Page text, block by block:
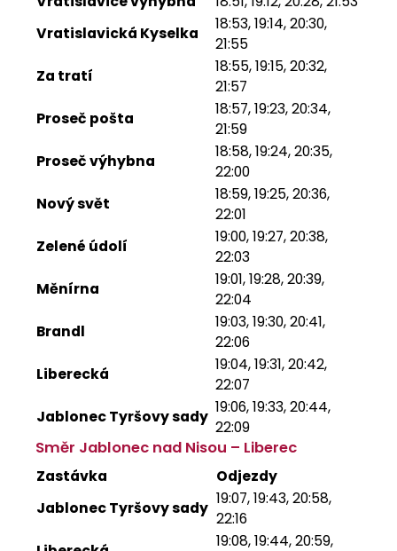
Vratislavická Kyselka
18:53, 19:14, 20:30,
21:55
Za tratí
18:55, 19:15, 20:32,
21:57
Proseč pošta
18:57, 19:23, 20:34,
21:59
Proseč výhybna
18:58, 19:24, 20:35,
22:00
Nový svět
18:59, 19:25, 20:36,
22:01
Zelené údolí
19:00, 19:27, 20:38,
22:03
Měnírna
19:01, 19:28, 20:39,
22:04
Brandl
19:03, 19:30, 20:41,
22:06
Liberecká
19:04, 19:31, 20:42,
22:07
Jablonec Tyršovy sady 19:06, 19:33, 20:44,
22:09
Směr Jablonec nad Nisou – Liberec
Zastávka
Odjezdy
Jablonec Tyršovy sady 19:07, 19:43, 20:58,
22:16
19:08, 19:44, 20:59,